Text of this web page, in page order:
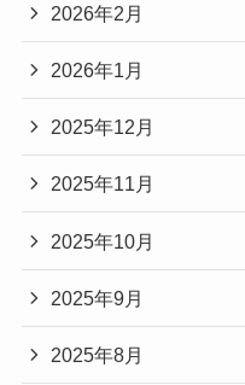
2026年2月
2026年1月
2025年12月
2025年11月
2025年10月
2025年9月
2025年8月